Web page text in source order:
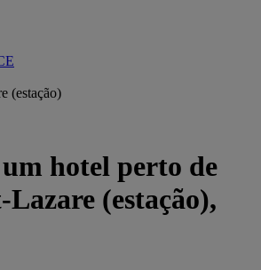
(estação)
hotel perto de
(estação),